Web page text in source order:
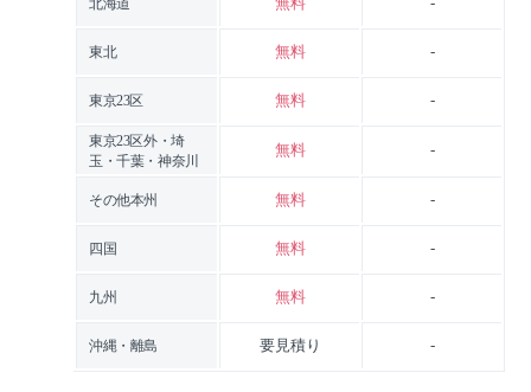
北海道
東北 無料 -
東京23区 無料 -
東京23区外・埼
玉・千葉・神奈川
無料 -
その他本州 無料 -
四国 無料 -
九州 無料 -
沖縄・離島 要見積り -